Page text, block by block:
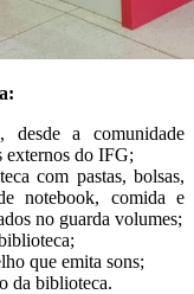
desde a comunidade
externos do IFG;
com pastas, bolsas,
notebook, comida e
no guarda volumes;
que emita sons;
da biblioteca.